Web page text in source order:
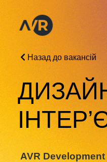
Назад до вакансій
AVR Development